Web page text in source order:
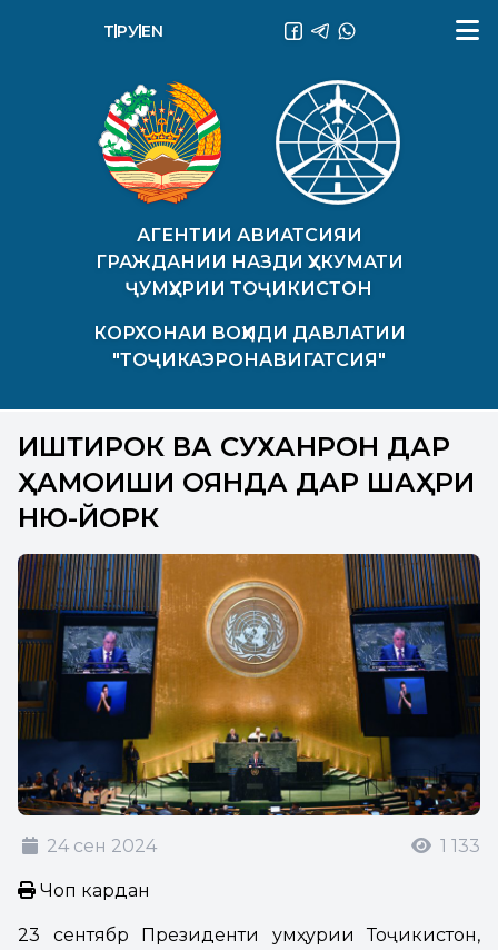
АГЕНТИИ АВИАТСИЯИ
ГРАЖДАНИИ НАЗДИ ҲУКУМАТИ
ҶУМҲУРИИ ТОҶИКИСТОН
КОРХОНАИ ВОҲИДИ ДАВЛАТИИ
"ТОҶИКАЭРОНАВИГАТСИЯ"
ТҶ РУEN
ИШТИРОК ВА СУХАНРОНӢ ДАР
ҲАМОИШИ ОЯНДА ДАР ШАҲРИ
НЮ-ЙОРК
24 сен 2024 1 133
Чоп кардан
23 сентябр Президенти Ҷумҳурии Тоҷикистон,